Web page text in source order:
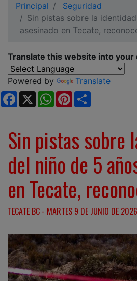
Principal
Seguridad
Sin pistas sobre la
asesinado en Tecate,
Translate this website into your
Powered by
Translate
Facebook
X WhatsApp
Pinterest
Sin pistas sobre
del niño de 5
en Tecate,
TECATE BC - MARTES 9 DE JUNIO DE